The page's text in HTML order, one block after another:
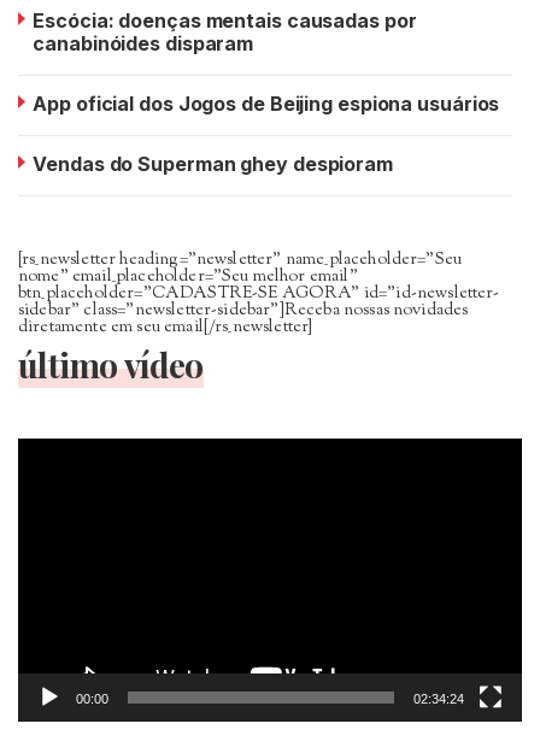
Escócia: doenças mentais causadas por
canabinóides disparam
App oficial dos Jogos de Beijing espiona usuários
Vendas do Superman ghey despioram
[rs_newsletter heading=”newsletter” name_placeholder=”Seu
nome” email_placeholder=”Seu melhor email”
btn_placeholder=”CADASTRE-SE AGORA” id=”id-newsletter-
sidebar” class=”newsletter-sidebar”]Receba nossas novidades
diretamente em seu email[/rs_newsletter]
último vídeo
Tocador
00:00 02:34:24